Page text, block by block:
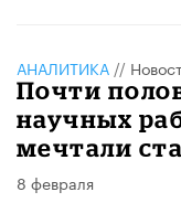
АНАЛИТИКА //
Почти
научных
мечтали
8 февраля